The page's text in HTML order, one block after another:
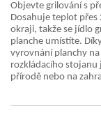
Objevte grilování s
Dosahuje teplot přes
okraji, takže se jídlo
planche umístíte.
vyrovnání planchy
rozkládacího stojanu
přírodě nebo na